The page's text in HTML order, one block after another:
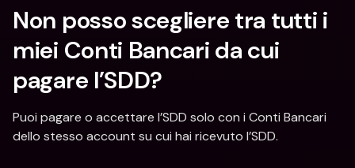
Non posso scegliere tra tutti i
miei Conti Bancari da cui
pagare l’SDD?
Puoi pagare o accettare l’SDD solo con i Conti Bancari
dello stesso account su cui hai ricevuto l’SDD.